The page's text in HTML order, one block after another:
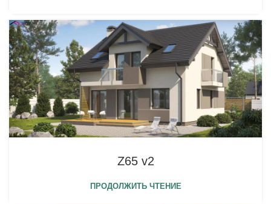
Z65 v2
ПРОДОЛЖИТЬ ЧТЕНИЕ